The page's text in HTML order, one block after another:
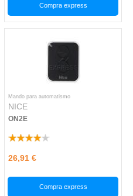
Compra express
Mando para automatismo
NICE
ON2E
26,91 €
Compra express